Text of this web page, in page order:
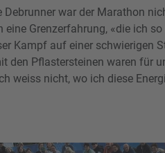
Debrunner war der Marathon
eine Grenzerfahrung, «die ich
Kampf auf einer schwierigen
den Pflastersteinen waren für
weiss nicht, wo ich diese